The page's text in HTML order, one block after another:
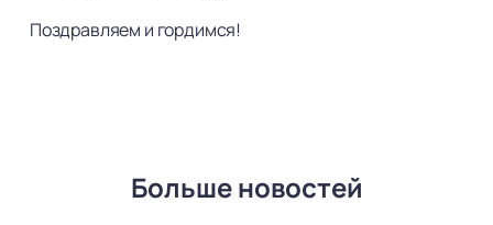
Поздравляем и гордимся!
Больше новостей